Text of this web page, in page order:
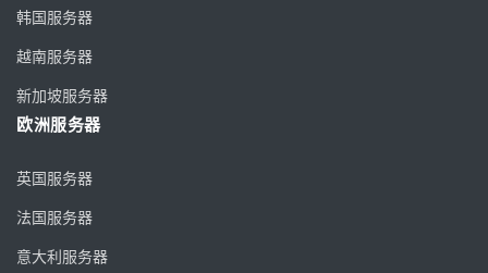
韩国服务器
越南服务器
新加坡服务器
欧洲服务器
英国服务器
法国服务器
意大利服务器